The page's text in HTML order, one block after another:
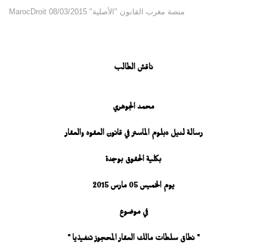
MarocDroit منصة مغرب القانون "الأصلية" 08/03/2015
ناقش الطالب
محمد الجوهري
رسالة لنيل دبلوم الماستر في قانون العقود والعقار
بكلية الحقوق بوجدة
يوم الخميس 05 مارس 2015
في موضوع
" نطاق سلطات مالك العقار المحجوز تنفيذيا "